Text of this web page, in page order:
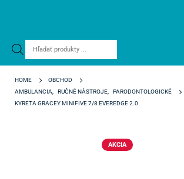
Products
HOME
OBCHOD
AMBULANCIA
RUČNÉ NÁSTROJE
PARODONTOLOGICKÉ
KYRETA GRACEY MINIFIVE 7/8 EVEREDGE 2.0
AKCIA